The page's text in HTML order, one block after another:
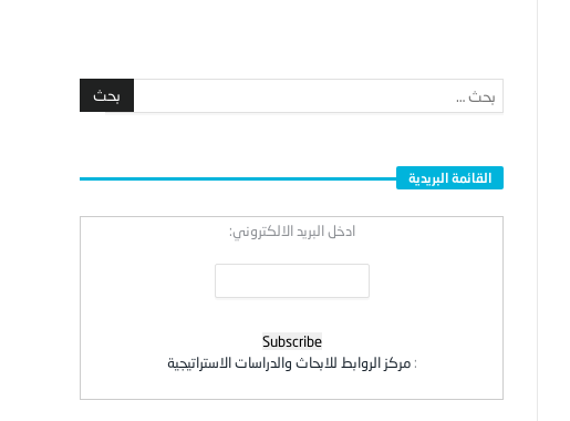
القائمة البريدية
ادخل البريد الالكتروني:
:مركز الروابط للابحاث والدراسات الاستراتيجية